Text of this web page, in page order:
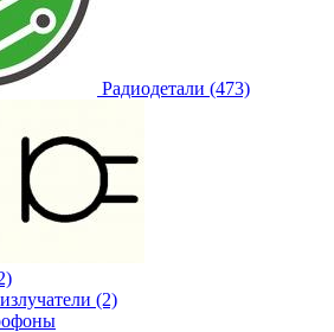
Радиодетали (473)
(2)